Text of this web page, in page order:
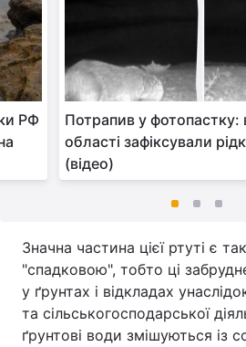
РФ
Потрапив у фотопастку:
області зафіксували
(відео)
Значна частина цієї ртуті є
"спадковою", тобто ці
у ґрунтах і відкладах
та сільськогосподарської
ґрунтові води змішуються із